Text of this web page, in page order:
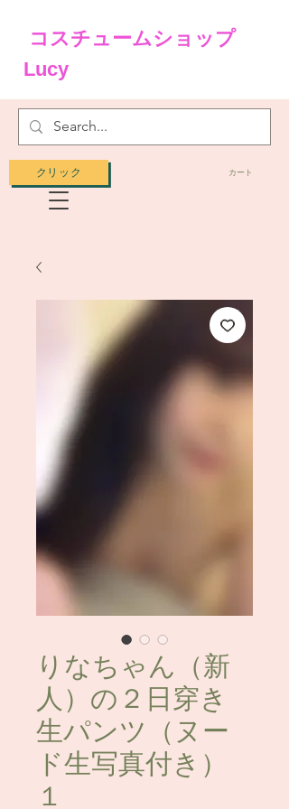
カート
クリック
コスチュームショップ
Lucy
りなちゃん（新
人）の２日穿き
生パンツ（ヌー
ド生写真付き）
１